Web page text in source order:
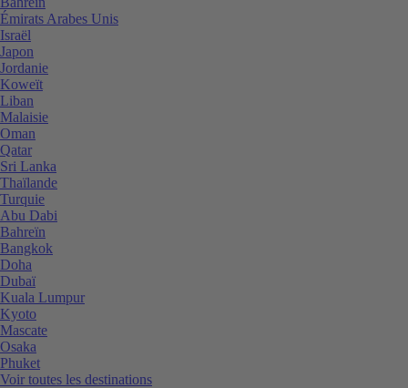
Émirats Arabes Unis
Israël
Japon
Jordanie
Koweït
Liban
Malaisie
Oman
Qatar
Sri Lanka
Thaïlande
Turquie
Abu Dabi
Bahreïn
Bangkok
Doha
Dubaï
Kuala Lumpur
Kyoto
Mascate
Osaka
Phuket
Voir toutes les destinations